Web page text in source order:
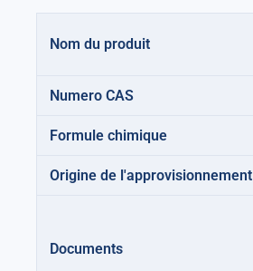
Nom du produit
Numero CAS
Formule chimique
Origine de l'approvisionnement
Documents